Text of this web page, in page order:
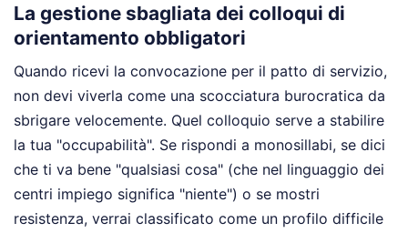
La gestione sbagliata dei colloqui di
orientamento obbligatori
Quando ricevi la convocazione per il patto di servizio,
non devi viverla come una scocciatura burocratica da
sbrigare velocemente. Quel colloquio serve a stabilire
la tua "occupabilità". Se rispondi a monosillabi, se dici
che ti va bene "qualsiasi cosa" (che nel linguaggio dei
centri impiego significa "niente") o se mostri
resistenza, verrai classificato come un profilo difficile